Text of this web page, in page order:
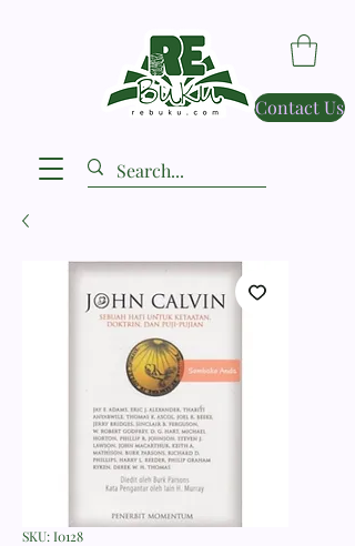
Contact Us
SKU: I0128